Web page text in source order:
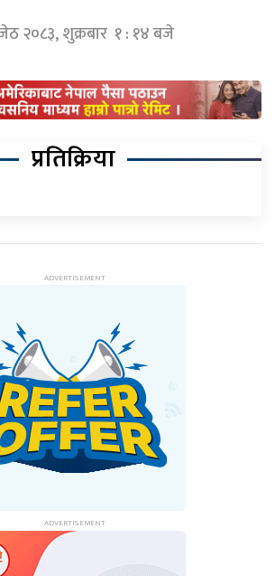
जेठ २०८३, शुक्रबार १ : १४ बजे
प्रतिक्रिया